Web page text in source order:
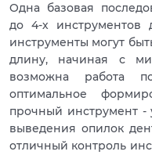
Oдна базовая
до 4-х инструментов
инструменты могут
длину, начиная с
возможна работа
оптимальное
прочный инструмент -
выведения опилок
отличный контроль